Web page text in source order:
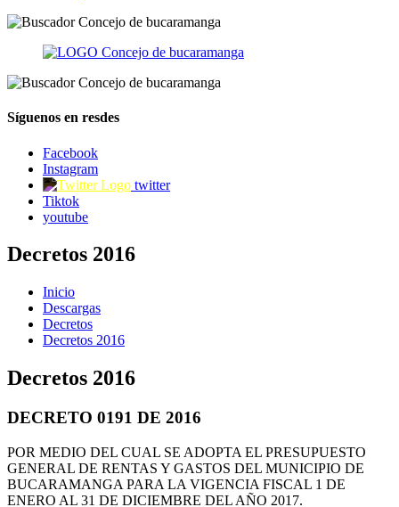
Síguenos en resdes
Facebook
Instagram
twitter
Tiktok
youtube
Decretos 2016
Inicio
Descargas
Decretos
Decretos 2016
Decretos 2016
DECRETO 0191 DE 2016
POR MEDIO DEL CUAL SE ADOPTA EL PRESUPUESTO
GENERAL DE RENTAS Y GASTOS DEL MUNICIPIO DE
BUCARAMANGA PARA LA VIGENCIA FISCAL 1 DE
ENERO AL 31 DE DICIEMBRE DEL AÑO 2017.